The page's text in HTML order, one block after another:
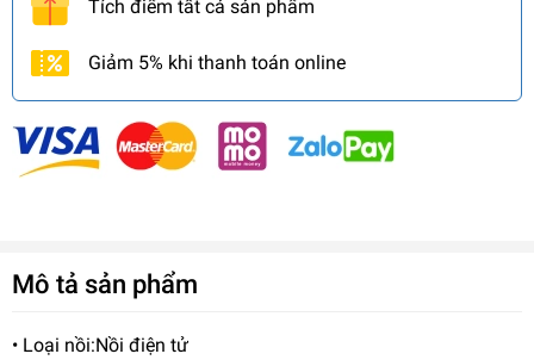
Tích điểm tất cả sản phẩm
Giảm 5% khi thanh toán online
Mô tả sản phẩm
• Loại nồi:Nồi điện tử